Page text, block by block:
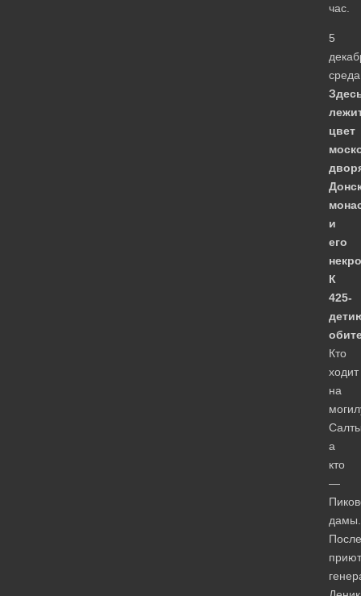
час.
5
цвет
и
его
К
425-
Кто
ходит
на
а
кто
—
дамы.
приют